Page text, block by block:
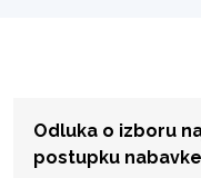
Odluka o izboru
postupku